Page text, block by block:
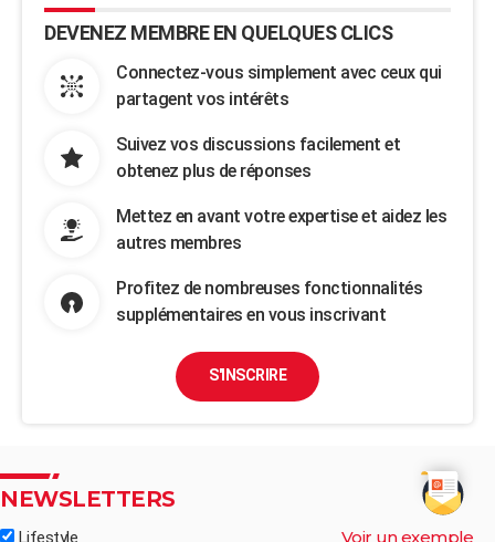
DEVENEZ MEMBRE EN QUELQUES CLICS
Connectez-vous simplement avec ceux qui
partagent vos intérêts
Suivez vos discussions facilement et
obtenez plus de réponses
Mettez en avant votre expertise et aidez les
autres membres
Profitez de nombreuses fonctionnalités
supplémentaires en vous inscrivant
S'INSCRIRE
NEWSLETTERS
Lifestyle Voir un exemple